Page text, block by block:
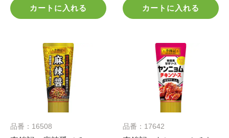
カートに入れる カートに入れる
品番：16508 品番：17642